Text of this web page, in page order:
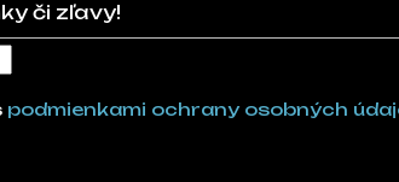
či zľavy!
podmienkami ochrany osobných